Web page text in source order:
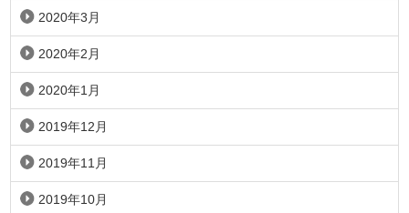
2020年3月
2020年2月
2020年1月
2019年12月
2019年11月
2019年10月